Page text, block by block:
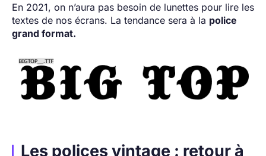
En 2021, on n’aura pas besoin de lunettes pour lire les
textes de nos écrans. La tendance sera à la police
grand format.
Les polices vintage : retour à